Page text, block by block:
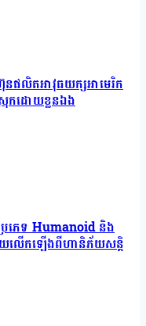
ផលិតអាវុធយក្សអាមេរិក
រុកដោយខ្លួនឯង
រភេទ Humanoid និង
លើកឡើងពីហានិភ័យសន្តិ